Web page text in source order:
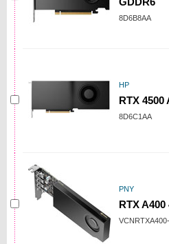
8D6B8AA
HP
RTX 4500
8D6C1AA
PNY
RTX